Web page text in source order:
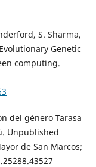
S. Sharma,
Genetic
computing.
del género Tarasa
Unpublished
de San Marcos;